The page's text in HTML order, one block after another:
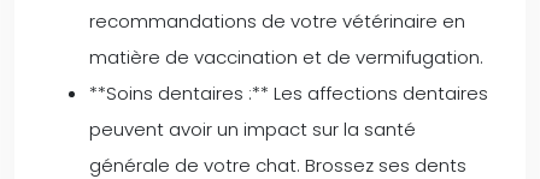
recommandations de votre vétérinaire en
matière de vaccination et de vermifugation.
**Soins dentaires :** Les affections dentaires
peuvent avoir un impact sur la santé
générale de votre chat. Brossez ses dents